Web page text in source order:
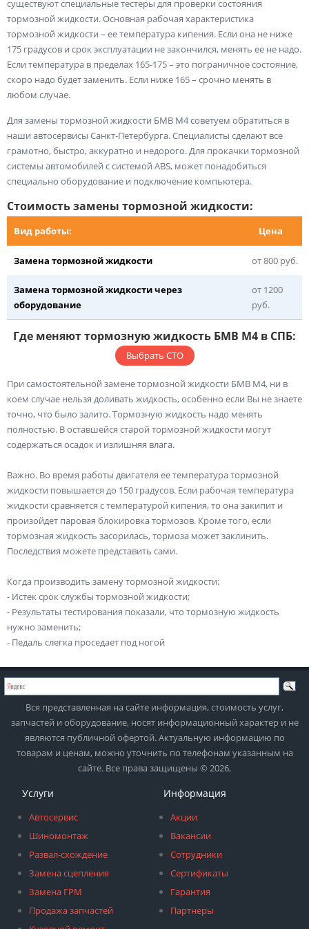
существуют специальные тестеры для проверки состояния
тормозной жидкости. Основная рабочая характеристика
тормозной жидкости – ее температура кипения. Если она не ниже
175 градусов и срок эксплуатации не закончился, менять ее не надо.
Если температура в пределах 165-175 – это пограничное состояние,
скоро надо будет заменить. Если ниже 165 – срочно менять в
любом случае.
Для замены тормозной жидкости БМВ М4 советуем обратиться в
наши автосервисы Санкт-Петербурга. Специалисты сделают все
грамотно, быстро, аккуратно и недорого. Для прокачки тормозной
системы автомобилей с системой ABS, может понадобиться
специально оборудование и подключение компьютера.
Стоимость замены тормозной жидкости:
Вид работы: Цена
Замена тормозной жидкости от 800 руб.
Замена тормозной жидкости через
оборудование
от 1200
руб.
Где меняют тормозную жидкость БМВ М4 в СПБ:
Выбрать СТО
При самостоятельной замене тормозной жидкости БМВ М4, ни в
коем случае нельзя доливать жидкость, особенно если Вы не знаете
точно, что было залито. Тормозную жидкость надо менять
полностью. В оставшейся старой тормозной жидкости могут
содержаться осадок и излишняя влага.
Важно. Во время работы двигателя ее температура тормозной
жидкости повышается до 150 градусов. Если рабочая температура
жидкости сравняется с температурой кипения, то она закипит и
произойдет паровая блокировка тормозов. Кроме того, если
тормозная жидкость засорилась, тормоза может заклинить.
Последствия можете представить сами.
Когда производить замену тормозной жидкости:
- Истек срок службы тормозной жидкости;
- Результаты тестирования показали, что тормозную жидкость
нужно заменить;
- Педаль слегка проседает под ногой
Вся представленная на сайте информация, стоимость услуг,
запчастей и оборудование, носят информационный характер и не
являются публичной офертой. Актуальную информацию по
товарам и ценам, можно уточнить по телефонам указанным на
сайте. Все права защищены © 2026,
Услуги
Автосервис
Шиномонтаж
Развал-схождение
Замена сцепления
Замена ГРМ
Продажа запчастей
Информация
Акции
Вакансии
Сотрудники
Сертификаты
Гарантия
Партнеры